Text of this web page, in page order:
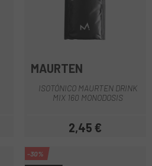
MAURTEN
ISOTÓNICO MAURTEN DRINK
MIX 160 MONODOSIS
Precio
2,45 €
-30%